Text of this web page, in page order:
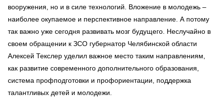
вооружения, но и в силе технологий. Вложение в молодежь –
наиболее окупаемое и перспективное направление. А потому
так важно уже сегодня развивать мозг будущего. Неслучайно в
своем обращении к ЗСО губернатор Челябинской области
Алексей Текслер уделил важное место таким направлениям,
как развитие современного дополнительного образования,
система профподготовки и профориентации, поддержка
талантливых детей и молодежи.